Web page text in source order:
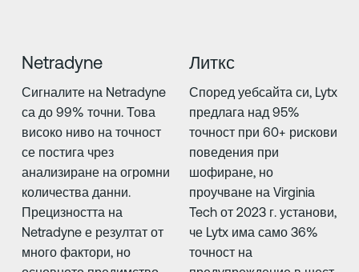
Netradyne
Сигналите на Netradyne
са до 99% точни. Това
високо ниво на точност
се постига чрез
анализиране на огромни
количества данни.
Прецизността на
Netradyne е резултат от
много фактори, но
Литкс
Според уебсайта си, Lytx
предлага над 95%
точност при 60+ рискови
поведения при
шофиране, но
проучване на Virginia
Tech от 2023 г. установи,
че Lytx има само 36%
точност на